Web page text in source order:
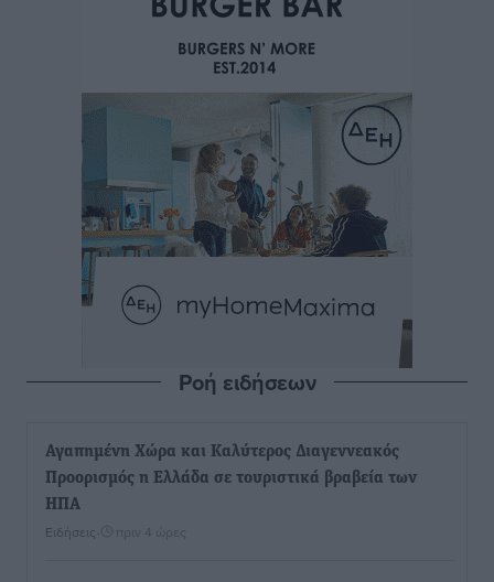
Ροή ειδήσεων
Αγαπημένη Χώρα και Καλύτερος Διαγεννεακός
Προορισμός η Ελλάδα σε τουριστικά βραβεία των
ΗΠΑ
Ειδήσεις πριν 4 ώρες